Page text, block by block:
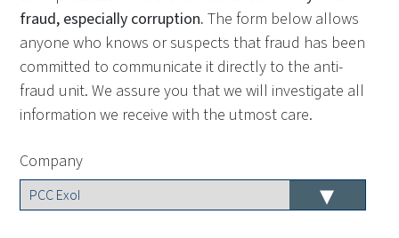
fraud, especially corruption.The form below allows
anyone who knows or suspects that fraud has been
committed to communicate it directly to the anti-
fraud unit. We assure you that we will investigate all
information we receive with the utmost care.
Company